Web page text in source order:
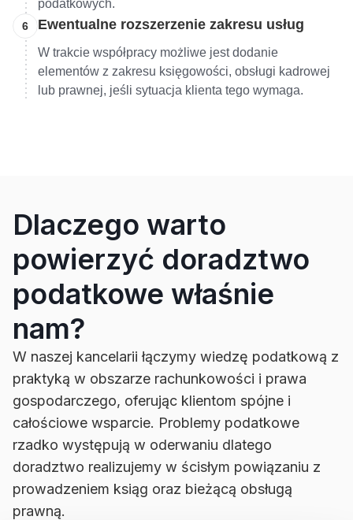
podatkowych.
6 Ewentualne rozszerzenie zakresu usług
W trakcie współpracy możliwe jest dodanie
elementów z zakresu księgowości, obsługi kadrowej
lub prawnej, jeśli sytuacja klienta tego wymaga.
Dlaczego warto
powierzyć doradztwo
podatkowe właśnie
nam?
W naszej kancelarii łączymy wiedzę podatkową z
praktyką w obszarze rachunkowości i prawa
gospodarczego, oferując klientom spójne i
całościowe wsparcie. Problemy podatkowe
rzadko występują w oderwaniu dlatego
doradztwo realizujemy w ścisłym powiązaniu z
prowadzeniem ksiąg oraz bieżącą obsługą
prawną.